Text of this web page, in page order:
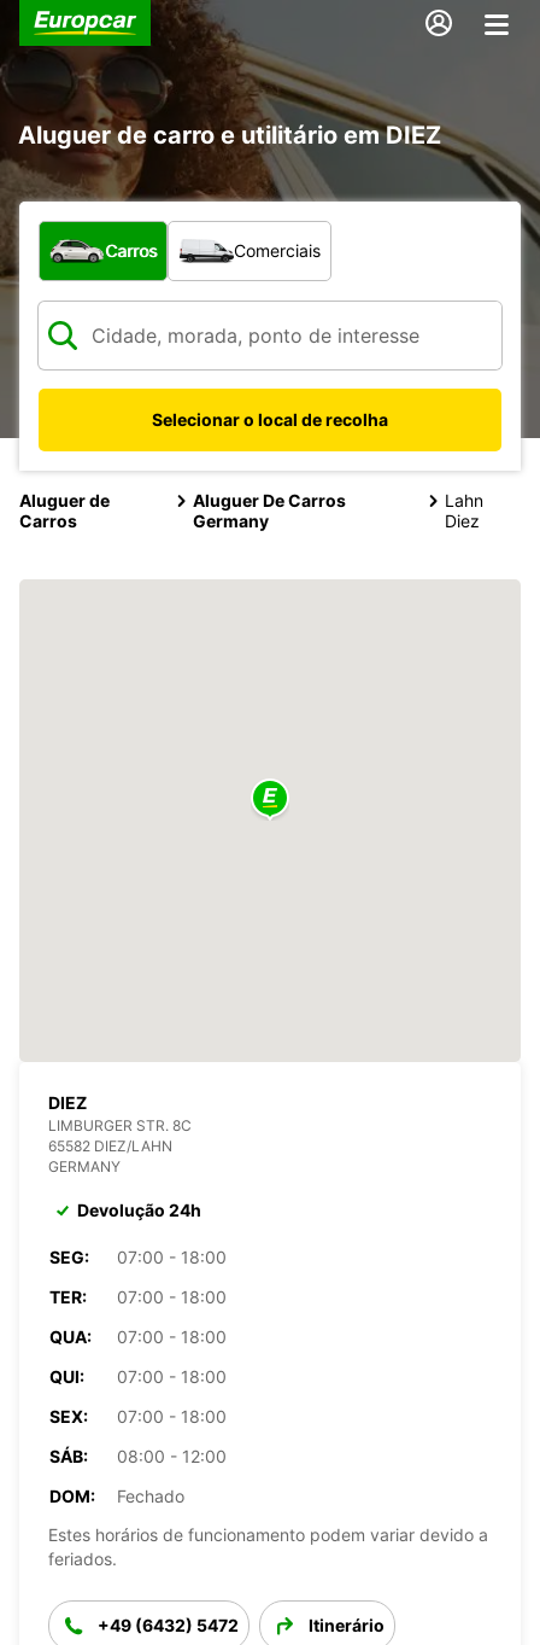
Aluguer de carro e utilitário em DIEZ
Que tipo de veículo pretende?
Carros Comerciais
Selecionar o local de recolha
Aluguer de
Carros
Aluguer De Carros
Germany
Lahn
Diez
DIEZ
LIMBURGER STR. 8C
65582 DIEZ/LAHN
GERMANY
Devolução 24h
SEG:
07:00 - 18:00
TER:
07:00 - 18:00
QUA:
07:00 - 18:00
QUI:
07:00 - 18:00
SEX:
07:00 - 18:00
SÁB:
08:00 - 12:00
DOM:
Fechado
Estes horários de funcionamento podem variar devido a
feriados.
+49 (6432) 5472 Itinerário